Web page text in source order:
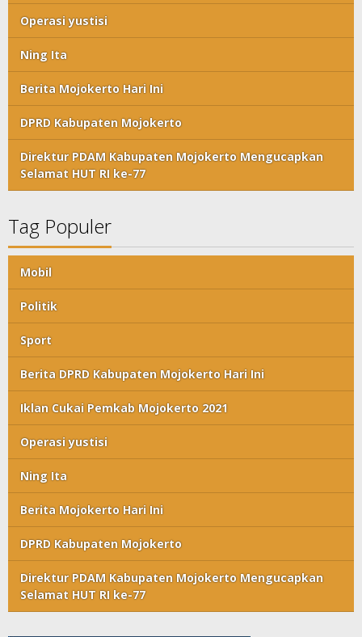
Operasi yustisi
Ning Ita
Berita Mojokerto Hari Ini
DPRD Kabupaten Mojokerto
Direktur PDAM Kabupaten Mojokerto Mengucapkan
Selamat HUT RI ke-77
Tag Populer
Mobil
Politik
Sport
Berita DPRD Kabupaten Mojokerto Hari Ini
Iklan Cukai Pemkab Mojokerto 2021
Operasi yustisi
Ning Ita
Berita Mojokerto Hari Ini
DPRD Kabupaten Mojokerto
Direktur PDAM Kabupaten Mojokerto Mengucapkan
Selamat HUT RI ke-77